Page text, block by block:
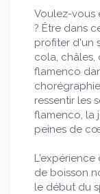
Voulez-vous
? Être dans
profiter d'un
cola, châles,
flamenco
ressentir les
flamenco, la
peines de
L'expérience
de boisson
le début du